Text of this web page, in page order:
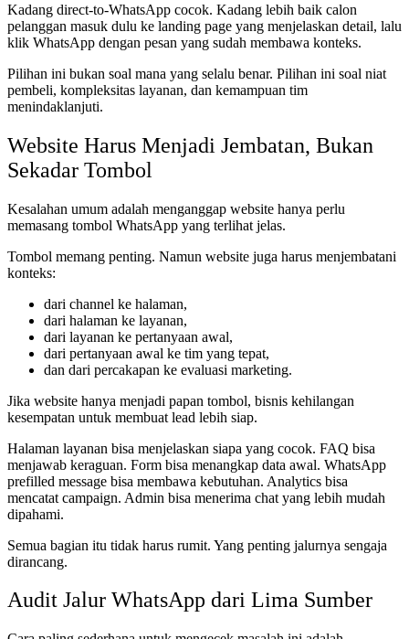
Kadang direct-to-WhatsApp cocok. Kadang lebih baik calon
pelanggan masuk dulu ke landing page yang menjelaskan detail, lalu
klik WhatsApp dengan pesan yang sudah membawa konteks.
Pilihan ini bukan soal mana yang selalu benar. Pilihan ini soal niat
pembeli, kompleksitas layanan, dan kemampuan tim
menindaklanjuti.
Website Harus Menjadi Jembatan, Bukan
Sekadar Tombol
Kesalahan umum adalah menganggap website hanya perlu
memasang tombol WhatsApp yang terlihat jelas.
Tombol memang penting. Namun website juga harus menjembatani
konteks:
dari channel ke halaman,
dari halaman ke layanan,
dari layanan ke pertanyaan awal,
dari pertanyaan awal ke tim yang tepat,
dan dari percakapan ke evaluasi marketing.
Jika website hanya menjadi papan tombol, bisnis kehilangan
kesempatan untuk membuat lead lebih siap.
Halaman layanan bisa menjelaskan siapa yang cocok. FAQ bisa
menjawab keraguan. Form bisa menangkap data awal. WhatsApp
prefilled message bisa membawa kebutuhan. Analytics bisa
mencatat campaign. Admin bisa menerima chat yang lebih mudah
dipahami.
Semua bagian itu tidak harus rumit. Yang penting jalurnya sengaja
dirancang.
Audit Jalur WhatsApp dari Lima Sumber